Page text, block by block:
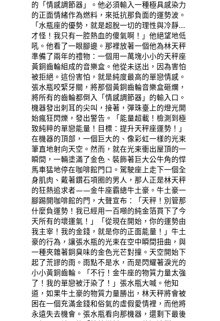
的「情感調節器」。他必須輸入一種極具感染力
的正面情緒作為燃料，來抵抗那負面的運勢波。
「水瓶座的優勢，就是超脫一切的理性與冷靜…
才怪！我只有一腔熱血的傻氣啊！」他絕望地低
吼。他看了一眼腳邊。那裡放著一個他為林天秤
準備了兩年的禮物：一個用一萬塊小小的天秤座
黃銅齒輪組成的音樂盒。他從未送出，因為害怕
被拒絕。這份害怕，就是純度最高的單戀情感。
張水瓶咬緊牙關，將那個黃銅齒輪音樂盒砸爛，
將所有的齒輪都倒入「情感調節器」的輸入口。
機器發出刺耳的尖叫，接著，彈珠臺上的燈光開
始瘋狂閃爍，發出警告。「能量超載！檢測到極
致純粹的單戀能量！目標：提升天秤座運勢！」
在機器的頂部，一個巨大的、像彩虹一樣的光束
筆直地射向天空。然而，就在光束衝出屋頂的一
瞬間，一輛塗滿了金色、裝飾著巨大公牛角的悍
馬車猛地停在咖啡館門口。駕駛座上走下一個全
身肌肉、戴著鑽石項圈的男人，那人正是林天秤
的狂熱追求者——金牛座霸總牛土豪。牛土豪一
腳踢開咖啡館的門，大聲宣布：「天秤！別管那
什麼負運勢！我已經用一百噸的純金箔買下了今
天所有的壞運氣！」「從現在開始，你的運勢由
我主宰！我的金錢，就是你的正面能量！」牛土
豪的行為，讓張水瓶的光束在空中瞬間扭曲，與
一種夾雜著銅臭味的金色光芒對撞。天空開始下
起了荒謬的雨。雨點不是水，而是閃耀著淚光的
小小黃銅齒輪。「不行！金牛座的物質力量太強
了！我的單戀被汙染了！」張水瓶大喊。他知
道，如果牛土豪的物質力量勝出，林天秤將會被
困在一個充滿金錢和俗氣的虛假愛情裡，而他將
永遠失去機會。張水瓶看向那機器，還剩下最後